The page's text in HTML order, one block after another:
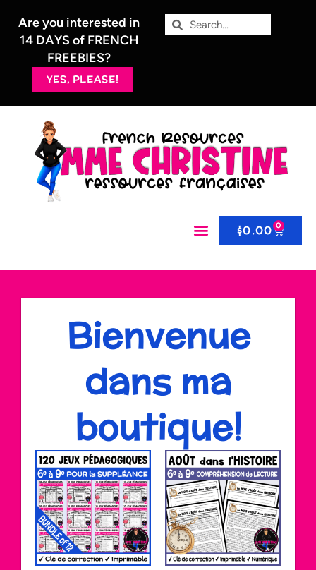
Are you interested in
14 DAYS of FRENCH
FREEBIES?
YES, PLEASE!
$0.00 0
Bienvenue
dans ma
boutique!